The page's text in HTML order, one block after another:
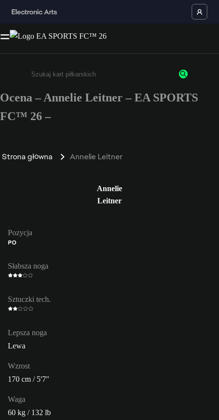
Wpisz co najmniej 3 znaki lub cyfry.
Ocena – Annelie Leitner – EA SPORTS
FC™ 26 –
Strona główna Annelie Leitner
Annelie
Leitner
Pozycja
PO
Słabsza noga
Sztuczki tech.
Lepsza noga
Lewa
Wzrost
170 cm / 5'7"
Waga
60 kg / 132 lb